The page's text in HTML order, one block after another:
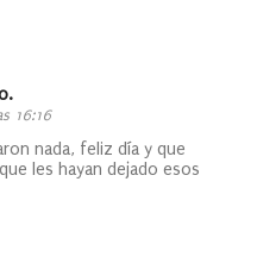
16:16
nada, feliz día y que
les hayan dejado esos